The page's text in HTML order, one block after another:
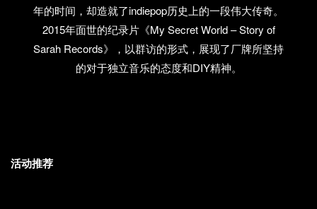
年的时间，却造就了indiepop历史上的一段伟大传奇。
2015年面世的纪录片《My Secret World – Story of
Sarah Records》，以群访的形式，展现了厂牌所坚持
的对于独立音乐的态度和DIY精神。
活动推荐